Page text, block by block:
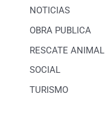
NOTICIAS
OBRA PUBLICA
RESCATE ANIMAL
SOCIAL
TURISMO